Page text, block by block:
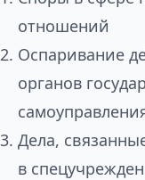
отношений
Оспаривание
органов
Дела,
в